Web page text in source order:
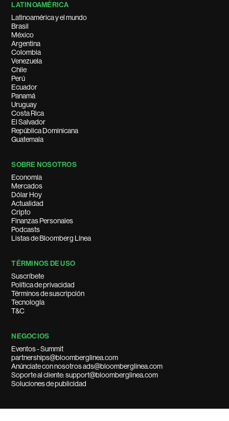
LATINOAMÉRICA
Latinoamérica y el mundo
Brasil
México
Argentina
Colombia
Venezuela
Chile
Perú
Ecuador
Panamá
Uruguay
Costa Rica
El Salvador
República Dominicana
Guatemala
SOBRE NOSOTROS
Economía
Mercados
Dólar Hoy
Actualidad
Cripto
Finanzas Personales
Podcasts
Listas de Bloomberg Línea
TÉRMINOS DE USO
Suscríbete
Política de privacidad
Términos de suscripción
Tecnología
T&C
NEGOCIOS
Eventos - Summit
partnerships@bloomberglinea.com
Anúnciate con nosotros ads@bloomberglinea.com
Soporte al cliente: support@bloomberglinea.com
Soluciones de publicidad